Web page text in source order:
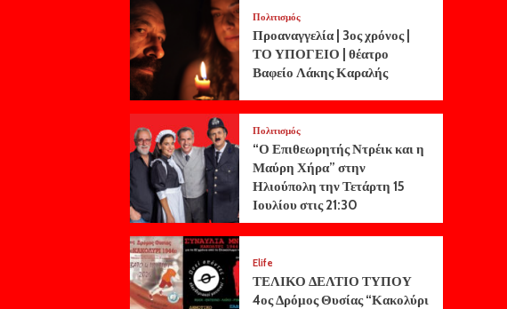
Πολιτισμός
Προαναγγελία | 3ος χρόνος |
ΤΟ ΥΠΟΓΕΙΟ | θέατρο
Βαφείο Λάκης Καραλής
Πολιτισμός
“Ο Επιθεωρητής Ντρέικ και η
Μαύρη Χήρα” στην
Ηλιούπολη την Τετάρτη 15
Ιουλίου στις 21:30
Elife
ΤΕΛΙΚΟ ΔΕΛΤΙΟ ΤΥΠΟΥ
4ος Δρόμος Θυσίας “Κακολύρι